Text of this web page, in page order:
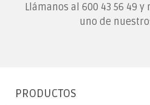
Llámanos al 600 43 56 49 y
uno de
PRODUCTOS